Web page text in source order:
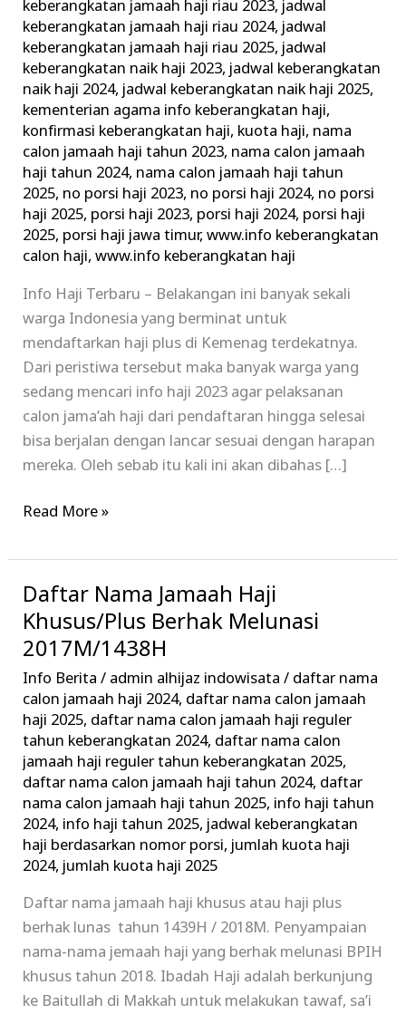
keberangkatan jamaah haji riau 2023, jadwal
keberangkatan jamaah haji riau 2024, jadwal
keberangkatan jamaah haji riau 2025, jadwal
keberangkatan naik haji 2023, jadwal keberangkatan
naik haji 2024, jadwal keberangkatan naik haji 2025,
kementerian agama info keberangkatan haji,
konfirmasi keberangkatan haji, kuota haji, nama
calon jamaah haji tahun 2023, nama calon jamaah
haji tahun 2024, nama calon jamaah haji tahun
2025, no porsi haji 2023, no porsi haji 2024, no porsi
haji 2025, porsi haji 2023, porsi haji 2024, porsi haji
2025, porsi haji jawa timur,www.info keberangkatan
calon haji,www.info keberangkatan haji
Info Haji Terbaru – Belakangan ini banyak sekali
warga Indonesia yang berminat untuk
mendaftarkan haji plus di Kemenag terdekatnya.
Dari peristiwa tersebut maka banyak warga yang
sedang mencari info haji 2023 agar pelaksanan
calon jama’ah haji dari pendaftaran hingga selesai
bisa berjalan dengan lancar sesuai dengan harapan
mereka. Oleh sebab itu kali ini akan dibahas […]
Read More »
Daftar Nama Jamaah Haji
Khusus/Plus Berhak Melunasi
2017M/1438H
Info Berita / admin alhijaz indowisata/ daftar nama
calon jamaah haji 2024, daftar nama calon jamaah
haji 2025, daftar nama calon jamaah haji reguler
tahun keberangkatan 2024, daftar nama calon
jamaah haji reguler tahun keberangkatan 2025,
daftar nama calon jamaah haji tahun 2024, daftar
nama calon jamaah haji tahun 2025, info haji tahun
2024, info haji tahun 2025, jadwal keberangkatan
haji berdasarkan nomor porsi, jumlah kuota haji
2024, jumlah kuota haji 2025
Daftar nama jamaah haji khusus atau haji plus
berhak lunas tahun 1439H / 2018M. Penyampaian
nama-nama jemaah haji yang berhak melunasi BPIH
khusus tahun 2018. Ibadah Haji adalah berkunjung
ke Baitullah di Makkah untuk melakukan tawaf, sa’i
Daftar
Nama
Jamaah
Khusus/Plus
Berhak
Melunasi
2017M/1438H